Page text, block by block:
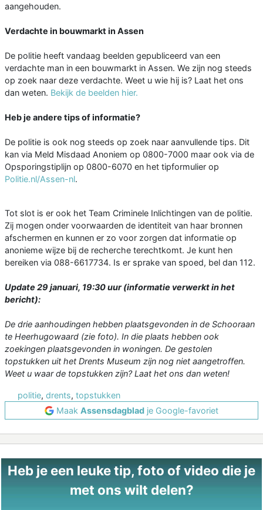
aangehouden.
Verdachte in bouwmarkt in Assen
De politie heeft vandaag beelden gepubliceerd van een
verdachte man in een bouwmarkt in Assen. We zijn nog steeds
op zoek naar deze verdachte. Weet u wie hij is? Laat het ons
dan weten. Bekijk de beelden hier.
Heb je andere tips of informatie?
De politie is ook nog steeds op zoek naar aanvullende tips. Dit
kan via Meld Misdaad Anoniem op 0800-7000 maar ook via de
Opsporingstiplijn op 0800-6070 en het tipformulier op
Politie.nl/Assen-nl.
Tot slot is er ook het Team Criminele Inlichtingen van de politie.
Zij mogen onder voorwaarden de identiteit van haar bronnen
afschermen en kunnen er zo voor zorgen dat informatie op
anonieme wijze bij de recherche terechtkomt. Je kunt hen
bereiken via 088-6617734. Is er sprake van spoed, bel dan 112.
Update 29 januari, 19:30 uur (informatie verwerkt in het
bericht):
De drie aanhoudingen hebben plaatsgevonden in de Schooraan
te Heerhugowaard (zie foto). In die plaats hebben ook
zoekingen plaatsgevonden in woningen. De gestolen
topstukken uit het Drents Museum zijn nog niet aangetroffen.
Weet u waar de topstukken zijn? Laat het ons dan weten!
politie, drents, topstukken
Maak Assensdagblad je Google-favoriet
Heb je een leuke tip, foto of video die je
met ons wilt delen?